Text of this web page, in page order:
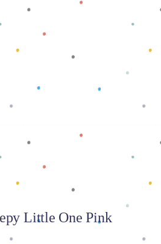
selengkapnya
Little One Pink